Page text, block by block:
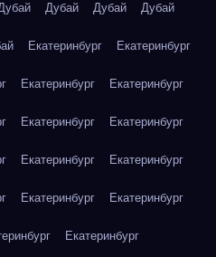
Дубай Дубай Дубай
Екатеринбург Екатеринбург
Екатеринбург Екатеринбург
Екатеринбург Екатеринбург
Екатеринбург Екатеринбург
Екатеринбург Екатеринбург
Екатеринбург